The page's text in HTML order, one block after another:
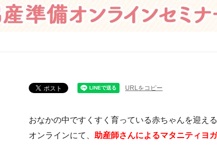
URLをコピー
おなかの中ですくすく育っている赤ちゃんを迎え
オンラインにて、 助産師さんによるマタニティヨ